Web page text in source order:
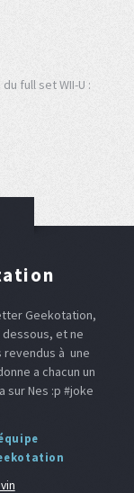
full set WII-U :
Geekotation,
et ne
à une
a chacun un
sur Nes :p #joke